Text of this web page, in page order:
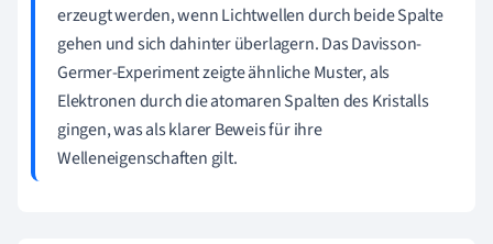
erzeugt werden, wenn Lichtwellen durch beide Spalte
gehen und sich dahinter überlagern. Das Davisson-
Germer-Experiment zeigte ähnliche Muster, als
Elektronen durch die atomaren Spalten des Kristalls
gingen, was als klarer Beweis für ihre
Welleneigenschaften gilt.